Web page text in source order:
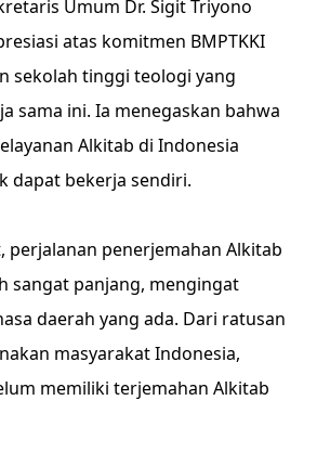
Umum Dr. Sigit Triyono
atas komitmen BMPTKKI
sekolah tinggi teologi yang
sama ini. Ia menegaskan bahwa
Alkitab di Indonesia
dapat bekerja sendiri.
perjalanan penerjemahan Alkitab
sangat panjang, mengingat
daerah yang ada. Dari ratusan
masyarakat Indonesia,
memiliki terjemahan Alkitab